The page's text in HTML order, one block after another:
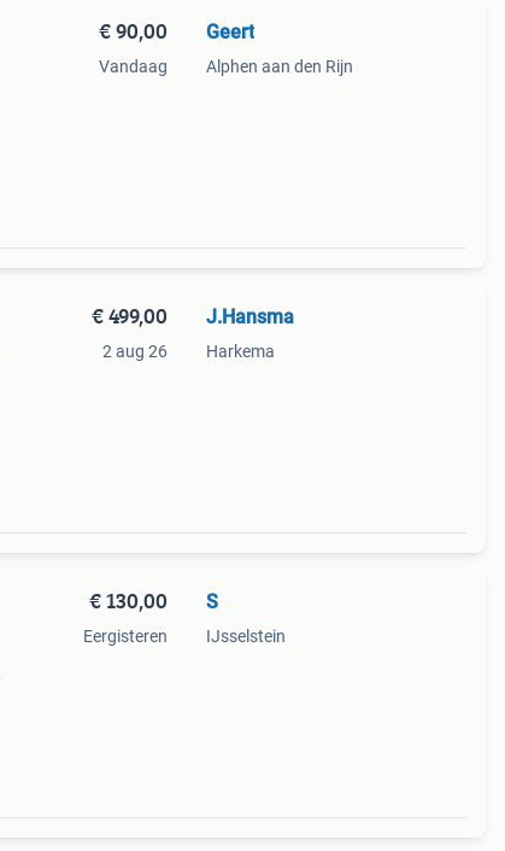
€ 90,00
Vandaag
Geert
Alphen aan den Rijn
€ 499,00
2 aug 26
J.Hansma
Harkema
€ 130,00
Eergisteren
S
IJsselstein